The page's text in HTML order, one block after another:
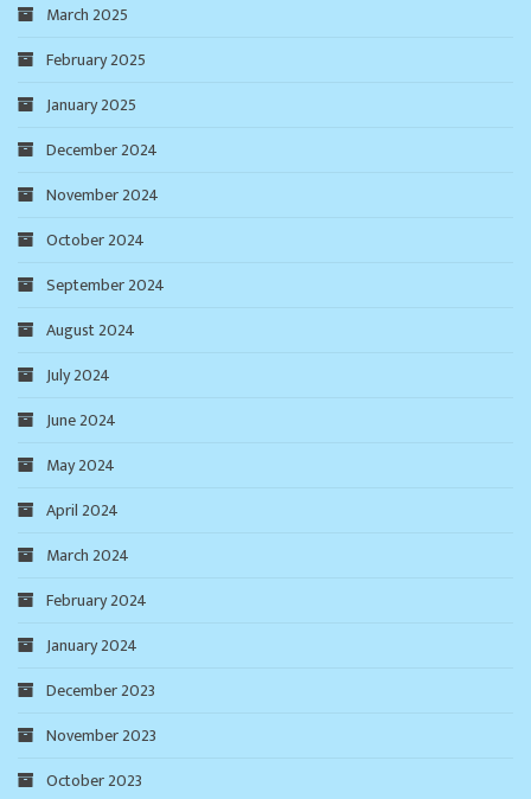
March 2025
February 2025
January 2025
December 2024
November 2024
October 2024
September 2024
August 2024
July 2024
June 2024
May 2024
April 2024
March 2024
February 2024
January 2024
December 2023
November 2023
October 2023